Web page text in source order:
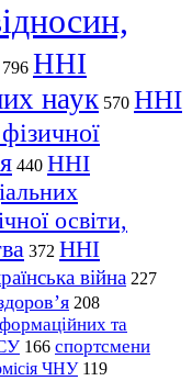
796 ННІ
наук 570 ННІ
440 ННІ
освіти,
372 ННІ
війна 227
208
та
166 спортсмени
ЧНУ 119